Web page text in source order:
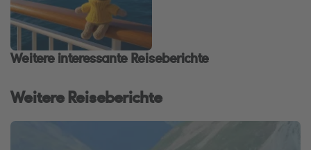
Weitere interessante Reiseberichte
Weitere Reiseberichte